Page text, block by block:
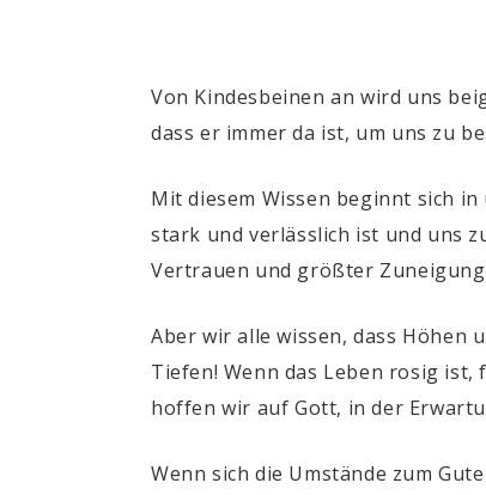
Von Kindesbeinen an wird uns
dass er immer da ist, um uns zu
Mit diesem Wissen beginnt sich
stark und verlässlich ist und uns
Vertrauen und größter
Aber wir alle wissen, dass Höhen
Tiefen! Wenn das Leben rosig
hoffen wir auf Gott, in der
Wenn sich die Umstände zum